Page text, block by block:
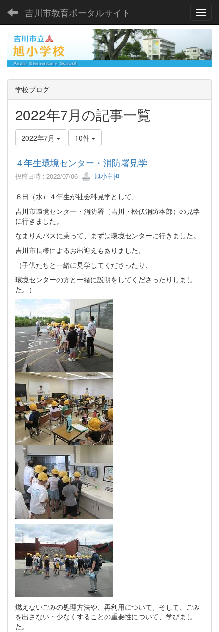
吉川市教育ポータルサイト
学校ブログ
2022年7月の記事一覧
2022年7月 10件
４年生環境センター・消防署見学
投稿日時 : 2022/07/06 旭小主担
６日（水）４年生が社会科見学として、
吉川市環境センター・消防署（吉川・松伏消防本部）の見学
に行きました。
なまりんバスに乗って、まずは環境センターに行きました。
吉川市長様によるお出迎えもありました。
（子供たちと一緒に見学してくださったり、
環境センターの方と一緒に説明をしてくださったりしまし
た。）
燃えないごみの処理方法や、再利用について、そして、ごみ
を出さない・少なくすることの重要性について、学びまし
た。